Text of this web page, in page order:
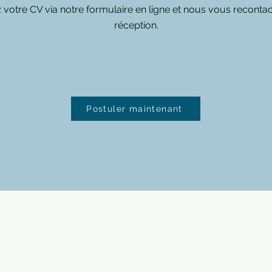
votre CV via notre formulaire en ligne et nous vous
réception.
Postuler maintenant